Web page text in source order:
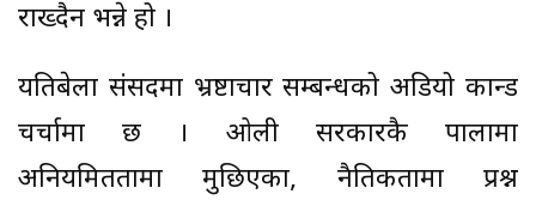
राख्दैन भन्ने हो ।
यतिबेला संसदमा भ्रष्टाचार सम्बन्धको अडियो कान्ड
चर्चामा छ । ओली सरकारकै पालामा
अनियमिततामा मुछिएका, नैतिकतामा प्रश्न